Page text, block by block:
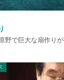
野で巨大な扇作りが